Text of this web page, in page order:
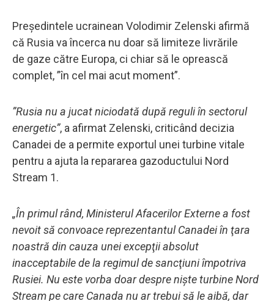
Preşedintele ucrainean Volodimir Zelenski afirmă
că Rusia va încerca nu doar să limiteze livrările
de gaze către Europa, ci chiar să le oprească
complet, ”în cel mai acut moment”.
”Rusia nu a jucat niciodată după reguli în sectorul
energetic”, a afirmat Zelenski, criticând decizia
Canadei de a permite exportul unei turbine vitale
pentru a ajuta la repararea gazoductului Nord
Stream 1.
„În primul rând, Ministerul Afacerilor Externe a fost
nevoit să convoace reprezentantul Canadei în ţara
noastră din cauza unei excepţii absolut
inacceptabile de la regimul de sancţiuni împotriva
Rusiei. Nu este vorba doar despre nişte turbine Nord
Stream pe care Canada nu ar trebui să le aibă, dar